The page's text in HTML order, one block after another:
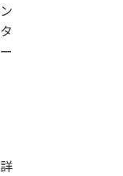
ン
タ
ー
詳